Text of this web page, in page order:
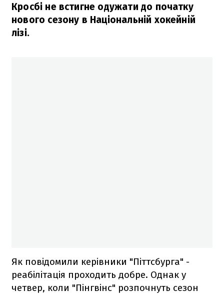
Кросбі не встигне одужати до початку
нового сезону в Національній хокейній
лізі.
Як повідомили керівники "Піттсбурга" -
реабілітація проходить добре. Однак у
четвер, коли "Пінгвінс" розпочнуть сезон